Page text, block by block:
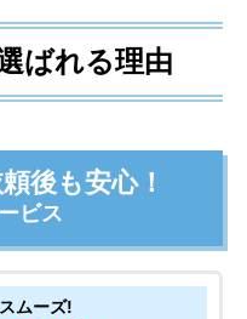
ばれる理由
後も安心！
ビス
ムーズ!